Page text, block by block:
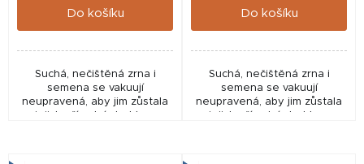
Do košíku
Suchá, nečištěná zrna i
semena se vakuují
neupravená, aby jim zůstala
jejich přírodní struktura
Do košíku
Suchá, nečištěná zrna i
semena se vakuují
neupravená, aby jim zůstala
jejich přírodní struktura